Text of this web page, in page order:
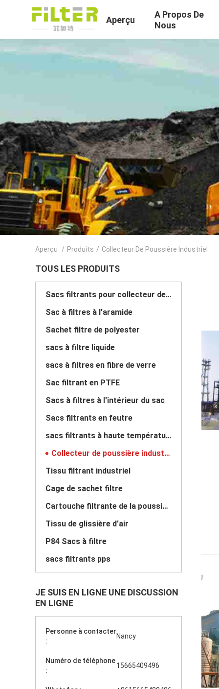
Aperçu
A Propos De
Nous
Aperçu / Produits / Collecteur De Poussière Industriel
TOUS LES PRODUITS
Sacs filtrants pour collecteur de poussière
Sac à filtres à l'aramide
Sachet filtre de polyester
sacs à filtre liquide
sacs à filtres en fibre de verre
Sac filtrant en PTFE
Sacs à filtres à l'intérieur du sac
Sacs filtrants en feutre
sacs filtrants à haute température
Collecteur de poussière industriel
Tissu filtrant industriel
Cage de sachet filtre
Cartouche filtrante de la poussière
Tissu de glissière d'air
P84 Sacs à filtre
sacs filtrants pps
JE SUIS EN LIGNE UNE DISCUSSION
EN LIGNE
Personne à contacter
:
Nancy
Numéro de téléphone
:
15665409496